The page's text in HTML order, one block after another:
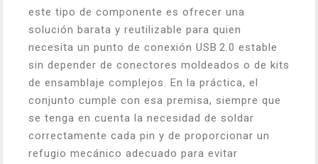
este tipo de componente es ofrecer una
solución barata y reutilizable para quien
necesita un punto de conexión USB 2.0 estable
sin depender de conectores moldeados o de kits
de ensamblaje complejos. En la práctica, el
conjunto cumple con esa premisa, siempre que
se tenga en cuenta la necesidad de soldar
correctamente cada pin y de proporcionar un
refugio mecánico adecuado para evitar